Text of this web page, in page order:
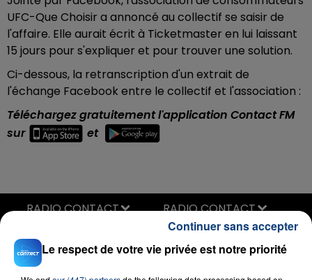
UFC-Que Choisir a annoncé au collectif se saisir de
l'affaire. Elle aurait écrit à Ticketmaster en lui laissant
15 jours pour s'expliquer et pour trouver une solution.
Ci-dessous, la retranscription d'un extrait de
l'échange Facebook entre le collectif et l'association :
Téléchargez gratuitement l'application Contact FM
sur
et
Cold Heart
ELTON JOHN FEAT. DUA LIPA
RADIO CONTACT
Le respect de votre vie privée est notre priorité
Continuer sans accepter